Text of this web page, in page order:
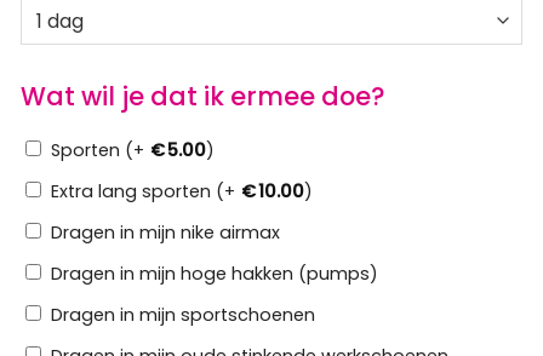
Wat wil je dat ik ermee doe?
Sporten (+ €5.00)
Extra lang sporten (+ €10.00)
Dragen in mijn nike airmax
Dragen in mijn hoge hakken (pumps)
Dragen in mijn sportschoenen